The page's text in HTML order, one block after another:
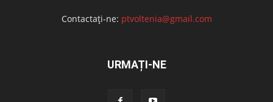
Contactați-ne: ptvoltenia@gmail.com
URMAȚI-NE